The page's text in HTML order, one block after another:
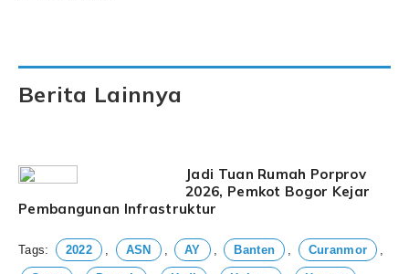
Berita Lainnya
Jadi Tuan Rumah Porprov
2026, Pemkot Bogor Kejar
Pembangunan Infrastruktur
Tags: 2022 , ASN , AY , Banten , Curanmor ,